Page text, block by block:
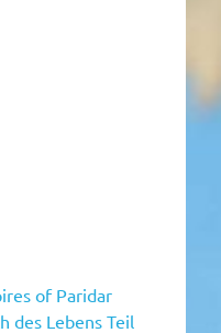
of Paridar
des Lebens Teil